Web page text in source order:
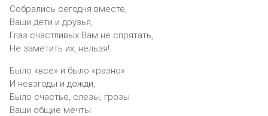
Собрались сегодня вместе,
Ваши дети и друзья,
Глаз счастливых Вам не спрятать,
Не заметить их, нельзя!
Было «все» и было «разно»
И невзгоды и дожди,
Было счастье, слезы, грозы
Ваши общие мечты.